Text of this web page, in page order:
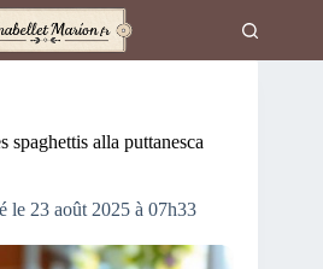
spaghettis alla puttanesca
le 23 août 2025 à 07h33